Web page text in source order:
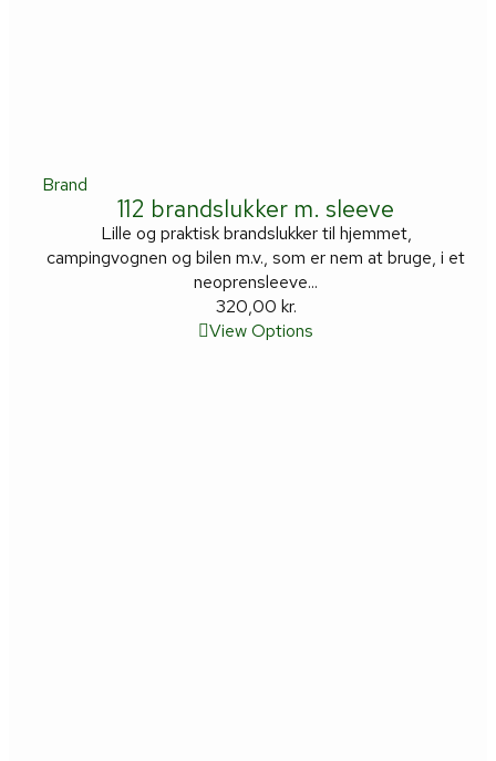
Brand
112 brandslukker m. sleeve
Lille og praktisk brandslukker til hjemmet,
campingvognen og bilen m.v., som er nem at bruge, i et
neoprensleeve...
320,00 kr.
View Options